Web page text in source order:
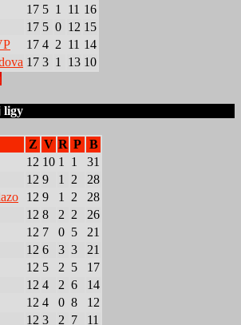
17 5 1 11 16
17 5 0 12 15
17 4 2 11 14
17 3 1 13 10
ligy
Z V R P B
12 10 1 1
31
12 9 1 2
28
12 9 1 2
28
12 8 2 2
26
12 7 0 5
21
12 6 3 3
21
12 5 2 5
17
12 4 2 6
14
12 4 0 8
12
12 3 2 7
11